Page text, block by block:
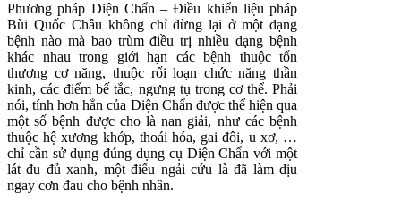
Phương pháp Diện Chẩn – Điều khiển liệu pháp
Bùi Quốc Châu không chỉ dừng lại ở một dạng
bệnh nào mà bao trùm điều trị nhiều dạng bệnh
khác nhau trong giới hạn các bệnh thuộc tổn
thương cơ năng, thuộc rối loạn chức năng thần
kinh, các điểm bế tắc, ngưng tụ trong cơ thể. Phải
nói, tính hơn hẳn của Diện Chẩn được thể hiện qua
một số bệnh được cho là nan giải, như các bệnh
thuộc hệ xương khớp, thoái hóa, gai đôi, u xơ, …
chỉ cần sử dụng đúng dụng cụ Diện Chẩn với một
lát đu đủ xanh, một điếu ngải cứu là đã làm dịu
ngay cơn đau cho bệnh nhân.